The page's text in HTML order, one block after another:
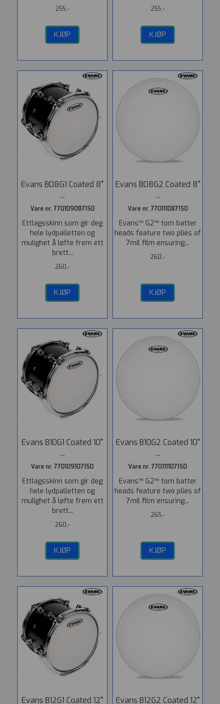
255,-
KJØP
255,-
KJØP
Evans B08G1 Coated 8"
...
Vare nr. 770109087150
Ettlagsskinn som gir deg
hele lydpalletten og
mulighet å løfte frem ett
brett...
260,-
KJØP
Evans B08G2 Coated 8"
...
Vare nr. 770111087150
Evans™ G2™ tom batter
heads feature two plies of
7mil film ensuring...
260,-
KJØP
Evans B10G1 Coated 10"
...
Vare nr. 770109107150
Ettlagsskinn som gir deg
hele lydpalletten og
mulighet å løfte frem ett
brett...
260,-
KJØP
Evans B10G2 Coated 10"
...
Vare nr. 770111107150
Evans™ G2™ tom batter
heads feature two plies of
7mil film ensuring...
265,-
KJØP
Evans B12G1 Coated 12" Evans B12G2 Coated 12"